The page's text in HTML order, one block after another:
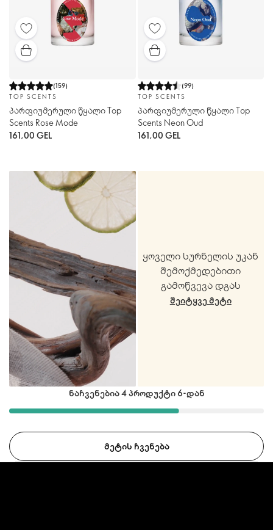
(159)
TOP SCENTS
პარფიუმერული წყალი Top
Scents Rose Mode
161,00 GEL
(99)
TOP SCENTS
პარფიუმერული წყალი Top
Scents Neon Oud
161,00 GEL
ყოველი სურნელის უკან
შემოქმედებითი
გამოწვევა დგას
ᲨᲔᲘᲢᲧᲕᲔ ᲛᲔᲢᲘ
ნაჩვენებია 4 პროდუქტი 6-დან
ᲛᲔᲢᲘᲡ ᲩᲕᲔᲜᲔᲑᲐ